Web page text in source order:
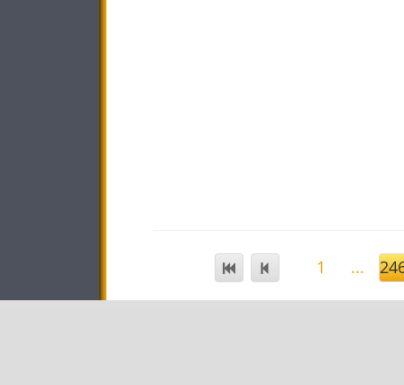
1 ...